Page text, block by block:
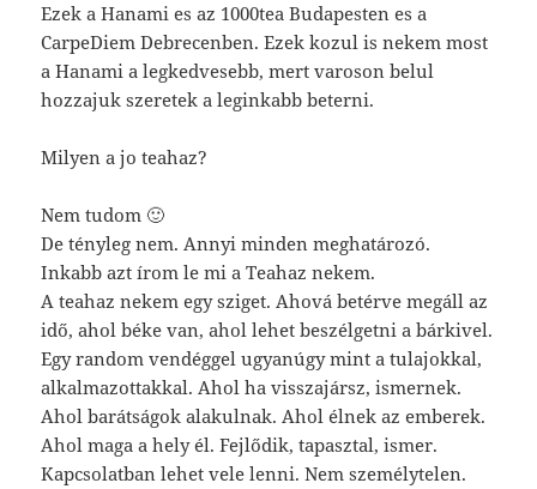
Ezek a Hanami es az 1000tea Budapesten es a
CarpeDiem Debrecenben. Ezek kozul is nekem most
a Hanami a legkedvesebb, mert varoson belul
hozzajuk szeretek a leginkabb beterni.
Milyen a jo teahaz?
Nem tudom 🙂
De tényleg nem. Annyi minden meghatározó.
Inkabb azt írom le mi a Teahaz nekem.
A teahaz nekem egy sziget. Ahová betérve megáll az
idő, ahol béke van, ahol lehet beszélgetni a bárkivel.
Egy random vendéggel ugyanúgy mint a tulajokkal,
alkalmazottakkal. Ahol ha visszajársz, ismernek.
Ahol barátságok alakulnak. Ahol élnek az emberek.
Ahol maga a hely él. Fejlődik, tapasztal, ismer.
Kapcsolatban lehet vele lenni. Nem személytelen.